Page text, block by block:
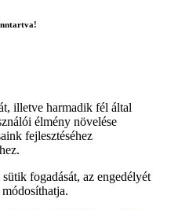
illetve harmadik fél által
élmény növelése
fejlesztéséhez
fogadását, az engedélyét